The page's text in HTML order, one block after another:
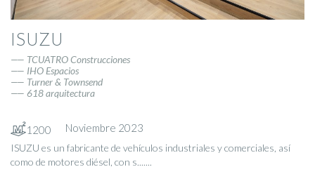
ISUZU
TCUATRO Construcciones
IHO Espacios
Turner & Townsend
618 arquitectura
1200 Noviembre 2023
ISUZU es un fabricante de vehículos industriales y comerciales, así
como de motores diésel, con s.......